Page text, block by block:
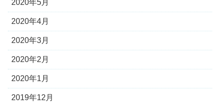
2020年5月
2020年4月
2020年3月
2020年2月
2020年1月
2019年12月